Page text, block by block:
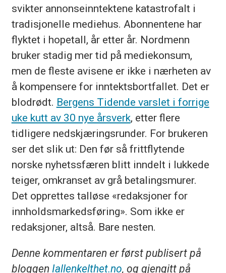
svikter annonseinntektene katastrofalt i
tradisjonelle mediehus. Abonnentene har
flyktet i hopetall, år etter år. Nordmenn
bruker stadig mer tid på mediekonsum,
men de fleste avisene er ikke i nærheten av
å kompensere for inntektsbortfallet. Det er
blodrødt. Bergens Tidende varslet i forrige
uke kutt av 30 nye årsverk, etter flere
tidligere nedskjæringsrunder. For brukeren
ser det slik ut: Den før så frittflytende
norske nyhetssfæren blitt inndelt i lukkede
teiger, omkranset av grå betalingsmurer.
Det opprettes talløse «redaksjoner for
innholdsmarkedsføring». Som ikke er
redaksjoner, altså. Bare nesten.
Denne kommentaren er først publisert på
bloggen Iallenkelthet.no, og gjengitt på